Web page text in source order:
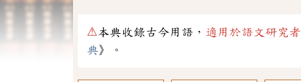
⚠本典收錄古今用語， 適用於語文研究者
典》。